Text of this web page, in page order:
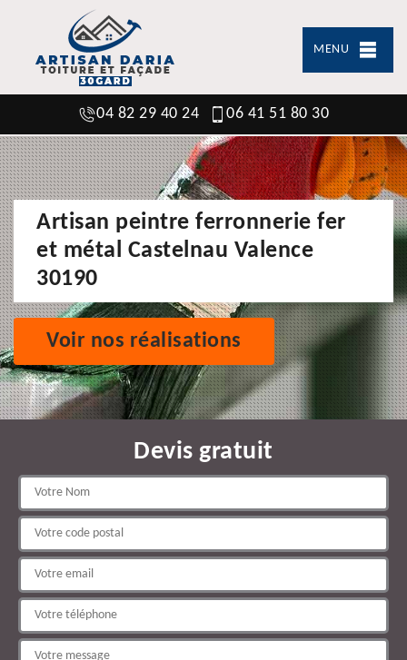
MENU
04 82 29 40 24 06 41 51 80 30
Artisan peintre ferronnerie fer
et métal Castelnau Valence
30190
Voir nos réalisations
Devis gratuit